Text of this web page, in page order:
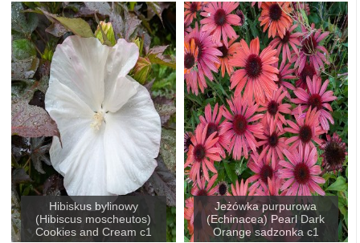
Hibiskus bylinowy
(Hibiscus moscheutos)
Cookies and Cream c1
Jeżówka purpurowa
(Echinacea) Pearl Dark
Orange sadzonka c1